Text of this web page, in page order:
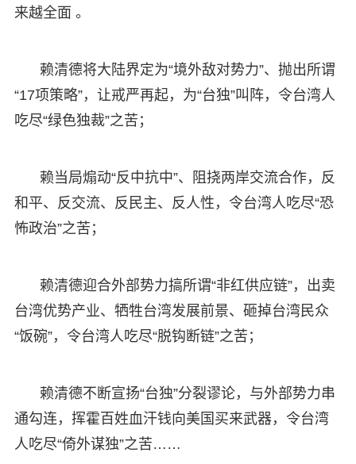
来越全面 。
赖清德将大陆界定为“境外敌对势力”、抛出所谓
“17项策略”，让戒严再起，为“台独”叫阵，令台湾人
吃尽“绿色独裁”之苦；
赖当局煽动“反中抗中”、阻挠两岸交流合作，反
和平、反交流、反民主、反人性，令台湾人吃尽“恐
怖政治”之苦；
赖清德迎合外部势力搞所谓“非红供应链”，出卖
台湾优势产业、牺牲台湾发展前景、砸掉台湾民众
“饭碗”，令台湾人吃尽“脱钩断链”之苦；
赖清德不断宣扬“台独”分裂谬论，与外部势力串
通勾连，挥霍百姓血汗钱向美国买来武器，令台湾
人吃尽“倚外谋独”之苦……